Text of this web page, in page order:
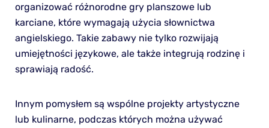
organizować różnorodne gry planszowe lub
karciane, które wymagają użycia słownictwa
angielskiego. Takie zabawy nie tylko rozwijają
umiejętności językowe, ale także integrują rodzinę i
sprawiają radość.
Innym pomysłem są wspólne projekty artystyczne
lub kulinarne, podczas których można używać